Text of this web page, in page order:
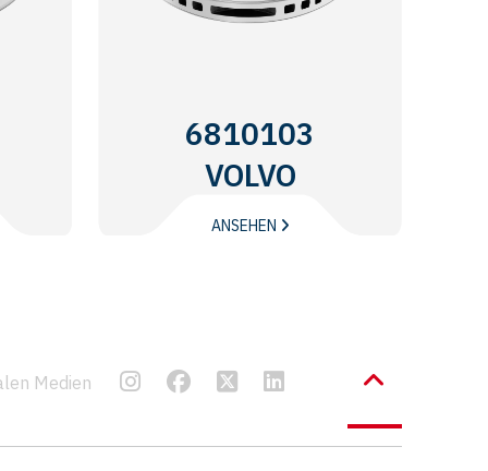
6810103
VOLVO
TRUCKS
ANSEHEN
Medien